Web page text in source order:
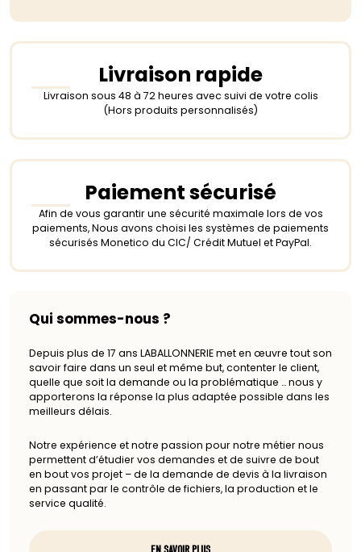
Livraison rapide
Livraison sous 48 à 72 heures avec suivi de votre colis
(Hors produits personnalisés)
Paiement sécurisé
Afin de vous garantir une sécurité maximale lors de vos
paiements, Nous avons choisi les systèmes de paiements
sécurisés Monetico du CIC/ Crédit Mutuel et PayPal.
Qui sommes-nous ?
Depuis plus de 17 ans LABALLONNERIE met en œuvre tout son
savoir faire dans un seul et même but, contenter le client,
quelle que soit la demande ou la problématique … nous y
apporterons la réponse la plus adaptée possible dans les
meilleurs délais.
Notre expérience et notre passion pour notre métier nous
permettent d’étudier vos demandes et de suivre de bout
en bout vos projet – de la demande de devis à la livraison
en passant par le contrôle de fichiers, la production et le
service qualité.